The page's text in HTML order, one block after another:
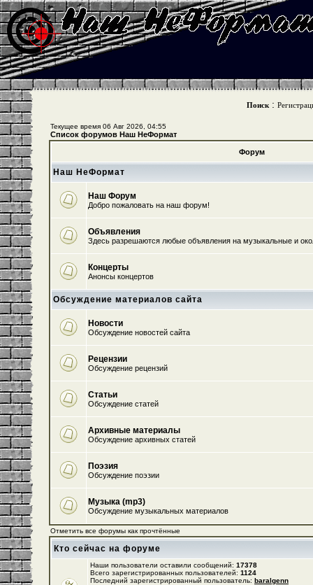
Поиск :
Текущее время 06 Авг 2026, 04:55
Список форумов Наш НеФормат
Форум
Наш НеФормат
Наш Форум
Добро пожаловать на наш форум!
Объявления
Здесь разрешаются любые объявления на музыкальные и
Концерты
Анонсы концертов
Обсуждение материалов сайта
Новости
Обсуждение новостей сайта
Рецензии
Обсуждение рецензий
Статьи
Обсуждение статей
Архивные материалы
Обсуждение архивных статей
Поэзия
Обсуждение поэзии
Музыка (mp3)
Обсуждение музыкальных материалов
Отметить все форумы как прочтённые
Кто сейчас на форуме
Наши пользователи оставили сообщений: 17378
Всего зарегистрированных пользователей: 1124
Последний зарегистрированный пользователь: baralgenn